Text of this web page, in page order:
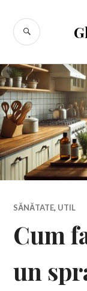
conținut
CĂUTARE
SĂNĂTATE, UTIL
Cum
un